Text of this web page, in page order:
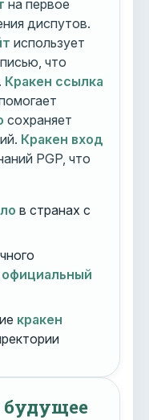
на первое
диспутов.
использует
что
Кракен ссылка
сохраняет
Кракен вход
PGP, что
в странах с
официальный
кракен
будущее